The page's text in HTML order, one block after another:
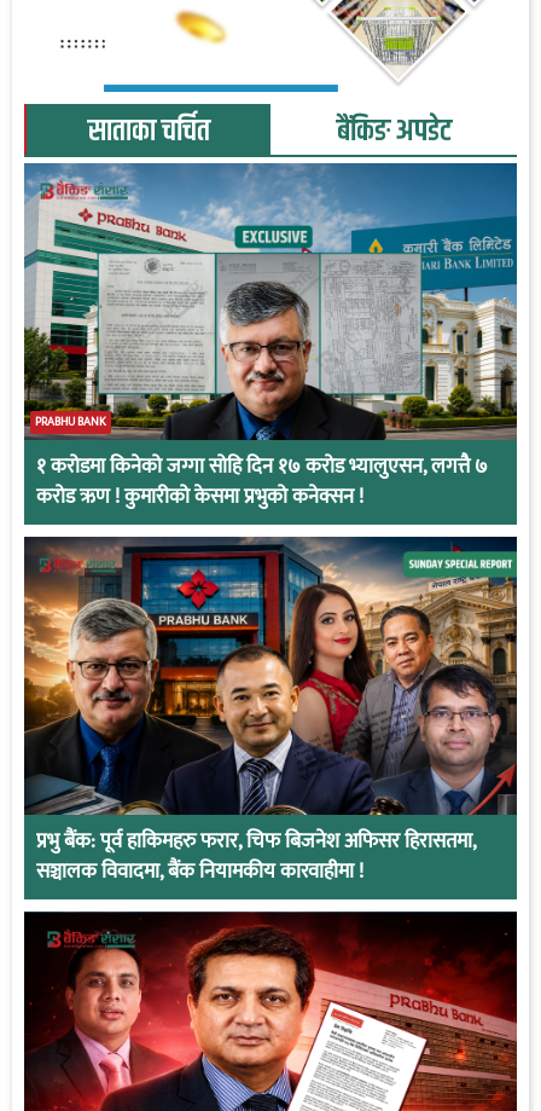
साताका चर्चित बैंकिङ अपडेट
PRABHU BANK
१ करोडमा किनेको जग्गा सोहि दिन १७ करोड भ्यालुएसन, लगत्तै ७
करोड ऋण ! कुमारीको केसमा प्रभुको कनेक्सन !
प्रभु बैंक: पूर्व हाकिमहरु फरार, चिफ बिजनेश अफिसर हिरासतमा,
सञ्चालक विवादमा, बैंक नियामकीय कारवाहीमा !